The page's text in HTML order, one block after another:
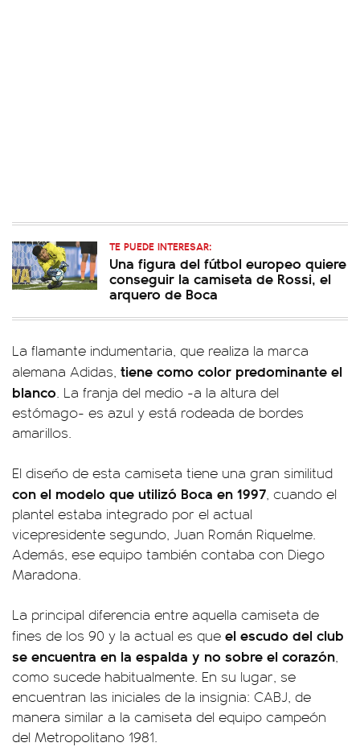
TE PUEDE INTERESAR:
Una figura del fútbol europeo quiere
conseguir la camiseta de Rossi, el
arquero de Boca
La flamante indumentaria, que realiza la marca
alemana Adidas, tiene como color predominante el
blanco. La franja del medio -a la altura del
estómago- es azul y está rodeada de bordes
amarillos.
El diseño de esta camiseta tiene una gran similitud
con el modelo que utilizó Boca en 1997, cuando el
plantel estaba integrado por el actual
vicepresidente segundo, Juan Román Riquelme.
Además, ese equipo también contaba con Diego
Maradona.
La principal diferencia entre aquella camiseta de
fines de los 90 y la actual es que el escudo del club
se encuentra en la espalda y no sobre el corazón,
como sucede habitualmente. En su lugar, se
encuentran las iniciales de la insignia: CABJ, de
manera similar a la camiseta del equipo campeón
del Metropolitano 1981.